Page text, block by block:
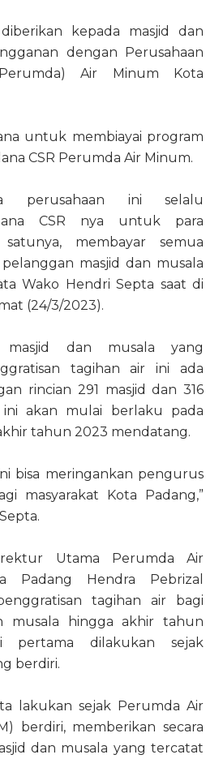
kepada masjid dan
dengan Perusahaan
Air Minum Kota
untuk membiayai program
CSR Perumda Air Minum.
perusahaan ini selalu
CSR nya untuk para
membayar semua
masjid dan musala
Wako Hendri Septa saat di
(24/3/2023).
masjid dan musala yang
tagihan air ini ada
rincian 291 masjid dan 316
ini akan mulai berlaku pada
tahun 2023 mendatang.
bisa meringankan pengurus
masyarakat Kota Padang,”
Utama Perumda Air
Padang Hendra Pebrizal
tagihan air bagi
musala hingga akhir tahun
pertama dilakukan sejak
berdiri.
lakukan sejak Perumda Air
berdiri, memberikan secara
dan musala yang tercatat